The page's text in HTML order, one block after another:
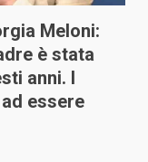
Meloni:
è stata
anni. I
essere